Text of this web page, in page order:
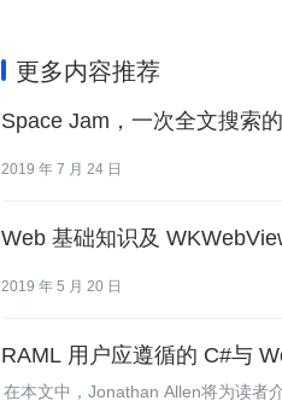
更多内容推荐
Space Jam，一次全文搜索
2019 年 7 月 24 日
Web 基础知识及
2019 年 5 月 20 日
RAML 用户应遵循的 C#与
在本文中，Jonathan Allen将为读者